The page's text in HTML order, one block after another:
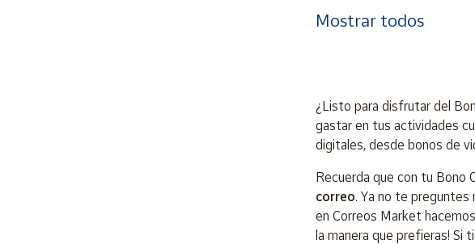
Mostrar todos
¿Listo para disfrutar del
gastar en tus actividades
digitales, desde bonos de
Recuerda que con tu Bono
correo. Ya no te preguntes
en Correos Market
la manera que prefieras! Si